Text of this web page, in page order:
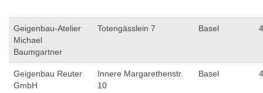
Geigenbau-Atelier
Michael
Baumgartner
Totengässlein 7 Basel
Geigenbau Reuter
GmbH
Innere Margarethenstr.
10
Basel